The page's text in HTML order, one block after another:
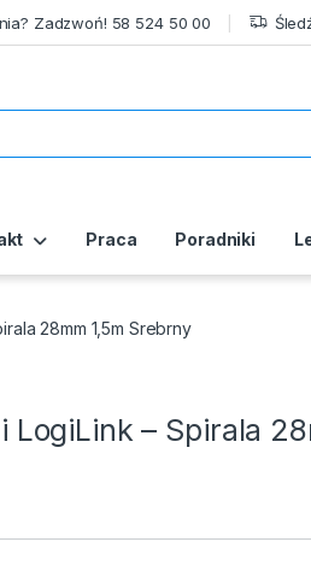
Zadzwoń! 58 524 50 00
Praca Poradniki
28mm 1,5m Srebrny
LogiLink – Spirala